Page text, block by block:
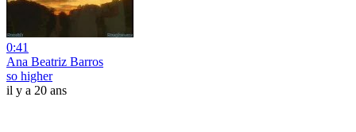
0:41
Ana Beatriz Barros
so higher
il y a 20 ans